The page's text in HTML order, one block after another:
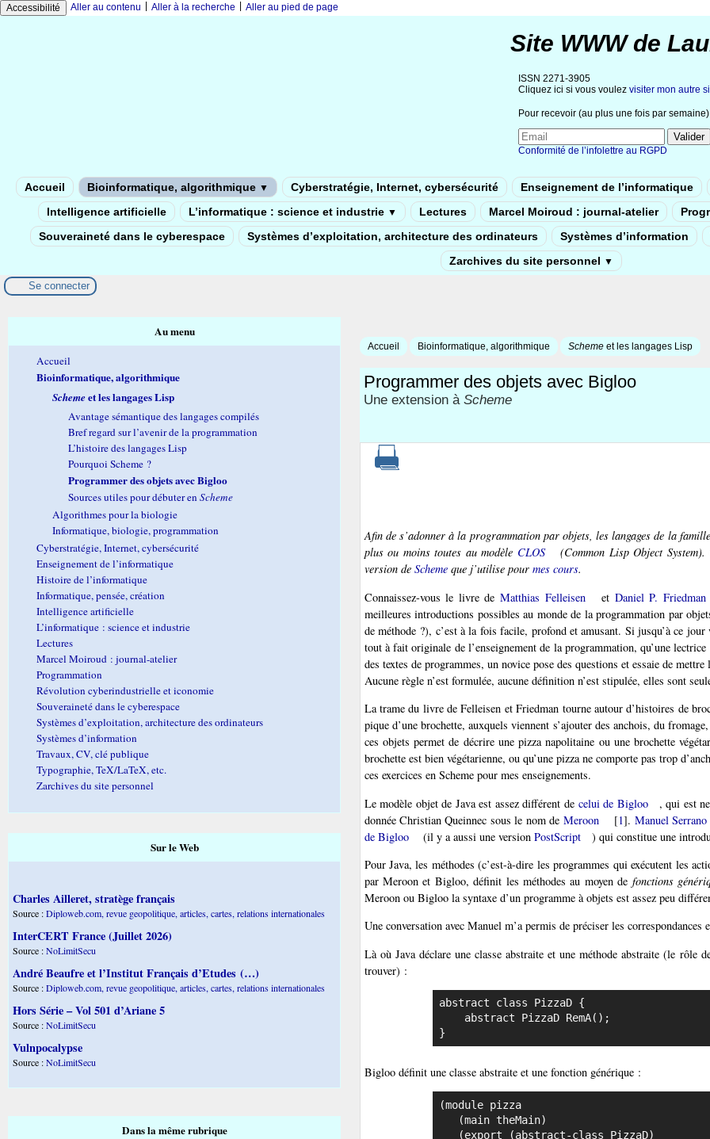
Accessibilité Aller au contenu Aller à la recherche Aller au pied de page
Site WWW de
ISSN 2271-3905
Cliquez ici si vous voulez visiter mon autre
Pour recevoir (au plus une fois par
Conformité de l’infolettre au RGPD
Accueil Bioinformatique, algorithmique ▼ Cyberstratégie, Internet, cybersécurité Enseignement de l’informatique
Intelligence artificielle
L’informatique : science et industrie ▼ Lectures Marcel Moiroud : journal-atelier
Souveraineté dans le cyberespace
Systèmes d’exploitation, architecture des ordinateurs Systèmes d’information
Zarchives du site personnel ▼
Se connecter
Accueil Bioinformatique, algorithmique Schemeet les langages Lisp
Programmer des objets avec Bigloo
Une extension à Scheme
Afin de s’adonner à la programmation par objets, les langages de la
plus ou moins toutes au modèle CLOS (Common Lisp Object System).
version de Schemeque j’utilise pour mes cours.
Connaissez-vous le livre de Matthias Felleisen et Daniel P. Friedman
meilleures introductions possibles au monde de la programmation par
de méthode ?), c’est à la fois facile, profond et amusant. Si jusqu’à ce
tout à fait originale de l’enseignement de la programmation, qu’une lectrice
des textes de programmes, un novice pose des questions et essaie de mettre
Aucune règle n’est formulée, aucune définition n’est stipulée, elles sont
La trame du livre de Felleisen et Friedman tourne autour d’histoires de
pique d’une brochette, auxquels viennent s’ajouter des anchois, du
ces objets permet de décrire une pizza napolitaine ou une brochette
brochette est bien végétarienne, ou qu’une pizza ne comporte pas trop
ces exercices en Scheme pour mes enseignements.
Le modèle objet de Java est assez différent de celui de Bigloo , qui est
donnée Christian Queinnec sous le nom de Meroon [1]. Manuel Serrano
de Bigloo
(il y a aussi une version PostScript
) qui constitue une
Pour Java, les méthodes (c’est-à-dire les programmes qui exécutent les
par Meroon et Bigloo, définit les méthodes au moyen de fonctions
Meroon ou Bigloo la syntaxe d’un programme à objets est assez peu
Une conversation avec Manuel m’a permis de préciser les
Là où Java déclare une classe abstraite et une méthode abstraite (le rôle
trouver) :
abstract class PizzaD {
}
Bigloo définit une classe abstraite et une fonction générique :
(module pizza
Au menu
Accueil
Bioinformatique, algorithmique
Schemeet les langages Lisp
Avantage sémantique des langages compilés
Bref regard sur l’avenir de la programmation
L’histoire des langages Lisp
Pourquoi Scheme ?
Programmer des objets avec Bigloo
Sources utiles pour débuter en Scheme
Algorithmes pour la biologie
Informatique, biologie, programmation
Cyberstratégie, Internet, cybersécurité
Enseignement de l’informatique
Histoire de l’informatique
Informatique, pensée, création
Intelligence artificielle
L’informatique : science et industrie
Lectures
Marcel Moiroud : journal-atelier
Programmation
Révolution cyberindustrielle et iconomie
Souveraineté dans le cyberespace
Systèmes d’exploitation, architecture des ordinateurs
Systèmes d’information
Travaux, CV, clé publique
Typographie, TeX/LaTeX, etc.
Zarchives du site personnel
Sur le Web
Charles Ailleret, stratège français
Source :Diploweb.com, revue geopolitique, articles, cartes, relations internationales
InterCERT France (Juillet 2026)
Source :NoLimitSecu
André Beaufre et l’Institut Français d’Etudes (…)
Source :Diploweb.com, revue geopolitique, articles, cartes, relations internationales
Hors Série – Vol 501 d’Ariane 5
Source :NoLimitSecu
Vulnpocalypse
Source :NoLimitSecu
Dans la même rubrique